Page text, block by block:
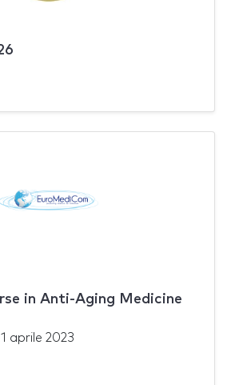
in Anti-Aging Medicine
1 aprile 2023